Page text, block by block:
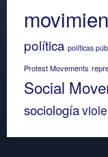
política políticas
Protest Movements
Social
sociología